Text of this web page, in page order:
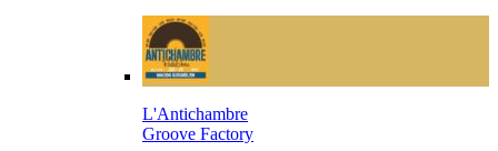
L'Antichambre
Groove Factory